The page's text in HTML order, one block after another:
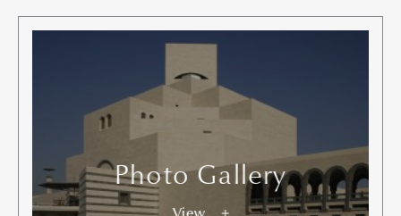
Photo Gallery